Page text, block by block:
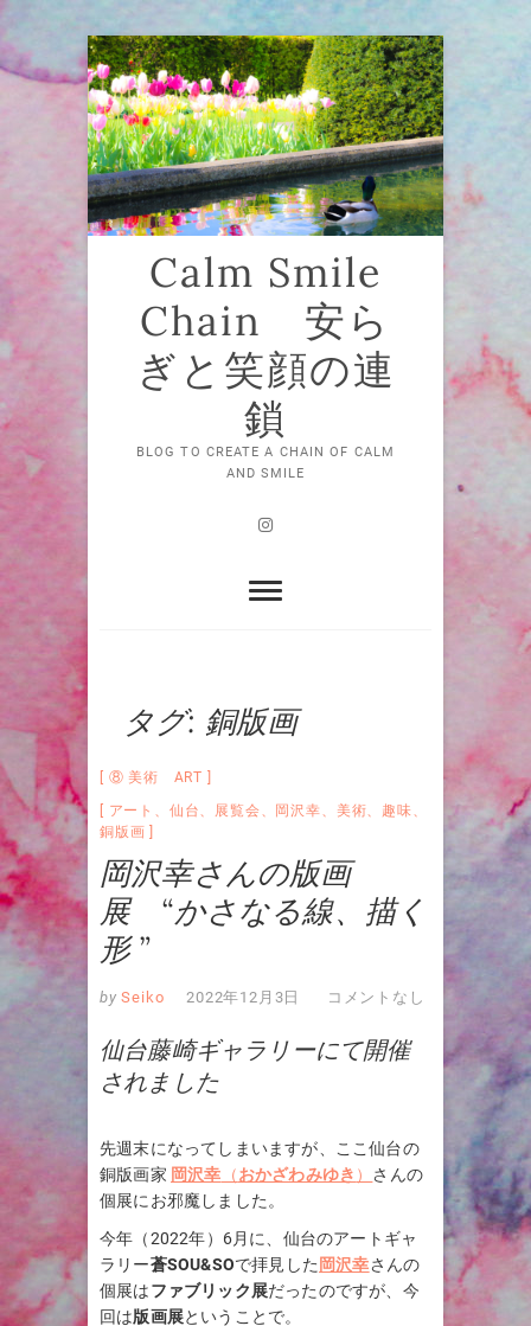
Skip
to
content
Calm Smile
Chain 安ら
ぎと笑顔の連
鎖
BLOG TO CREATE A CHAIN OF CALM
AND SMILE
Instagram
タグ: 銅版画
⑧ 美術 ART
アート
仙台 展覧会 岡沢幸 美術 趣味
銅版画
岡沢幸さんの版画
展 “かさなる線、描く
形 ”
by Seiko 2022年12月3日 コメントなし
仙台藤崎ギャラリーにて開催
されました
先週末になってしまいますが、ここ仙台の
銅版画家 岡沢幸 （おかざわみゆき ） さんの
個展にお邪魔しました。
今年（2022年）6月に、仙台のアートギャ
ラリー蒼SOU&SOで拝見した 岡沢幸さんの
個展はファブリック展だったのですが、今
回は版画展ということで。